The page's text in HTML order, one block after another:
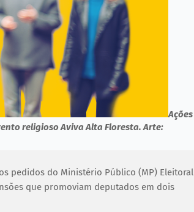
Ações
religioso Aviva Alta Floresta. Arte:
pedidos do Ministério Público (MP) Eleitoral
que promoviam deputados em dois